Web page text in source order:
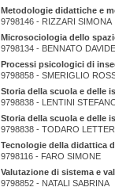
Metodologie didattiche e
9798146 - RIZZARI SIMONA
Microsociologia dello
9798134 - BENNATO DAVIDE
Processi psicologici di
9798858 - SMERIGLIO
Storia della scuola e delle
9798838 - LENTINI
Storia della scuola e delle
9798838 - TODARO
Tecnologie della didattica
9798116 - FARO SIMONE
Valutazione di sistema e
9798852 - NATALI SABRINA